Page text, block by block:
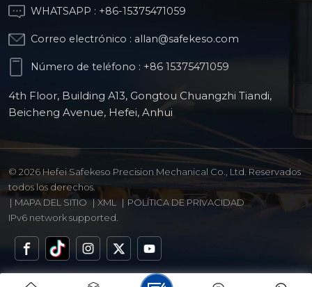
WHATSAPP : +86-15375471059
Correo electrónico : allan@safekeso.com
Número de teléfono : +86 15375471059
4th Floor, Building A13, Gongtou Chuangzhi Tiandi,
Beicheng Avenue, Hefei, Anhui
© 2026 Hefei Safekeso Precision Mechanical Co., Ltd. Reservados
todos los derechos.
| MAPA DEL SITIO | XML | POLÍTICA DE PRIVACIDAD
IPv6 network supported.